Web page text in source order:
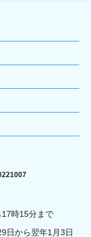
時15分まで
日から翌年1月3日